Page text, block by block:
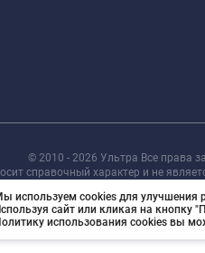
© 2010 - 2026 Ультра Все права
справочный характер и не
используем cookies для улучшения
сайт или кликая на кнопку
использования cookies вы